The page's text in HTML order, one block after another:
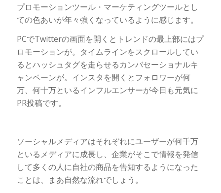
プロモーションツール・マーケティングツールとし
ての色あいが年々強くなっているように感じます。
PCでTwitterの画面を開くとトレンドの最上部にはプ
ロモーションが。タイムラインをスクロールしてい
るとハッシュタグを走らせるカンバセーショナルキ
ャンペーンが。インスタを開くとフォロワーが何
万、何十万といるインフルエンサーが今日も元気に
PR投稿です。
ソーシャルメディアはそれぞれにユーザーが何千万
といるメディアに成長し、企業がそこで情報を発信
して多くの人に自社の商品を告知するようになった
ことは、まあ自然な流れでしょう。